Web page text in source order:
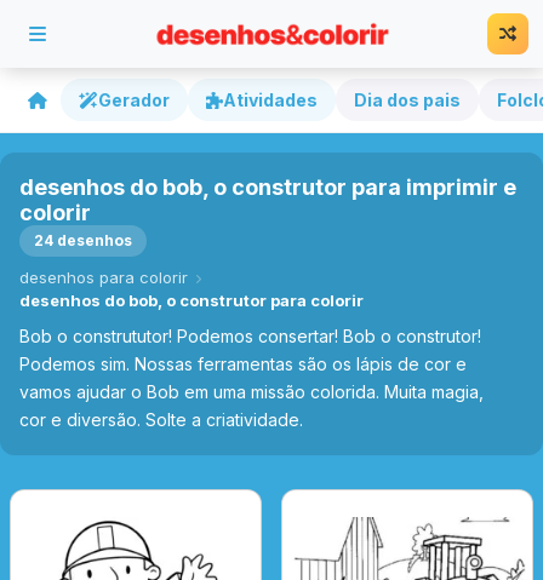
Gerador Atividades Dia dos pais
desenhos do bob, o construtor para imprimir e
colorir
24 desenhos
desenhos para colorir
desenhos do bob, o construtor para colorir
Bob o constrututor! Podemos consertar! Bob o construtor!
Podemos sim. Nossas ferramentas são os lápis de cor e
vamos ajudar o Bob em uma missão colorida. Muita magia,
cor e diversão. Solte a criatividade.